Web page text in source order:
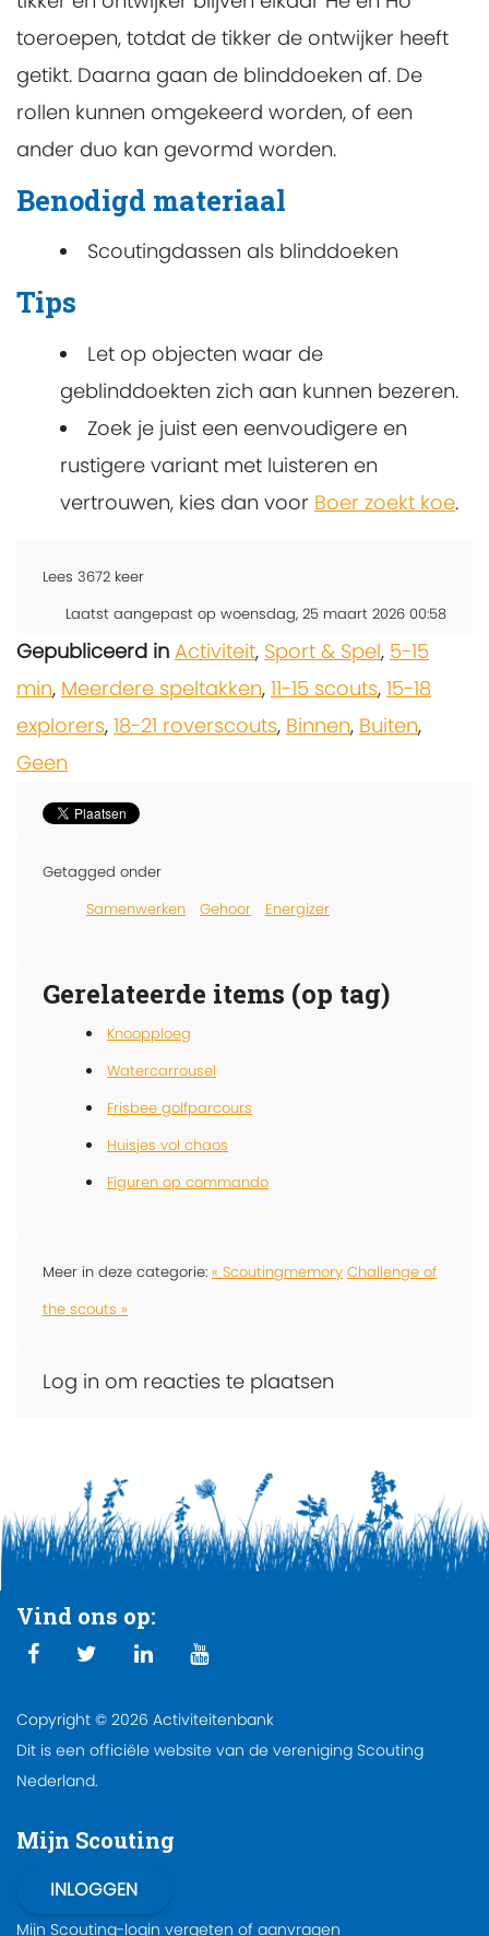
toeroepen, totdat de tikker de ontwijker heeft
getikt. Daarna gaan de blinddoeken af. De
rollen kunnen omgekeerd worden, of een
ander duo kan gevormd worden.
Benodigd materiaal
Scoutingdassen als blinddoeken
Tips
Let op objecten waar de
geblinddoekten zich aan kunnen bezeren.
Zoek je juist een eenvoudigere en
rustigere variant met luisteren en
vertrouwen, kies dan voor Boer zoekt koe.
Lees 3672 keer
Laatst aangepast op woensdag, 25 maart 2026 00:58
Gepubliceerd in Activiteit, Sport & Spel, 5-15
min, Meerdere speltakken, 11-15 scouts, 15-18
explorers, 18-21 roverscouts, Binnen, Buiten,
Geen
Getagged onder
Samenwerken
Gehoor Energizer
Gerelateerde items (op tag)
Knoopploeg
Watercarrousel
Frisbee golfparcours
Huisjes vol chaos
Figuren op commando
Meer in deze categorie: « Scoutingmemory Challenge of
the scouts »
Log in om reacties te plaatsen
Vind ons op:
Copyright © 2026 Activiteitenbank
Dit is een officiële website van de vereniging Scouting
Nederland.
Mijn Scouting
Mijn Scouting-login vergeten of aanvragen